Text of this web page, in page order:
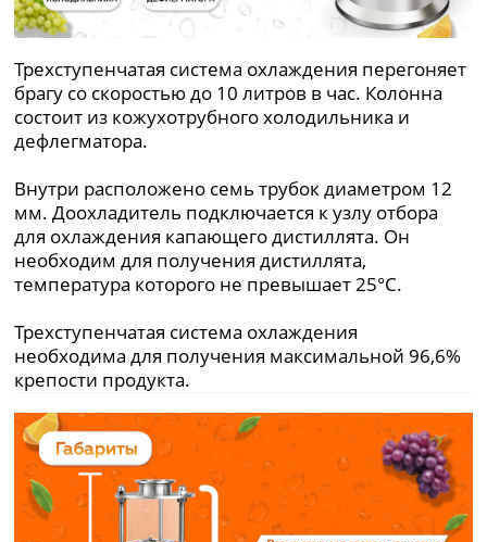
Трехступенчатая система охлаждения перегоняет
брагу со скоростью до 10 литров в час. Колонна
состоит из кожухотрубного холодильника и
дефлегматора.
Внутри расположено семь трубок диаметром 12
мм. Доохладитель подключается к узлу отбора
для охлаждения капающего дистиллята. Он
необходим для получения дистиллята,
температура которого не превышает 25°С.
Трехступенчатая система охлаждения
необходима для получения максимальной 96,6%
крепости продукта.